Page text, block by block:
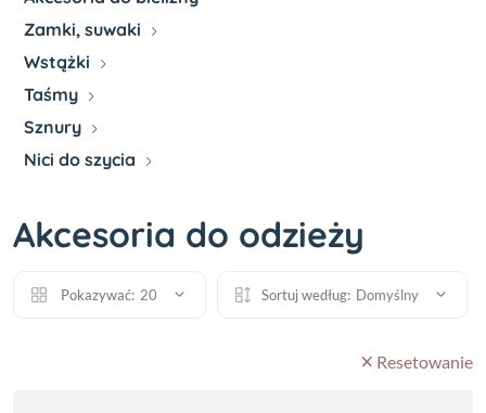
Zamki, suwaki
Wstążki
Taśmy
Sznury
Nici do szycia
Akcesoria do odzieży
Pokazywać: 20 Sortuj według: Domyślny
Resetowanie